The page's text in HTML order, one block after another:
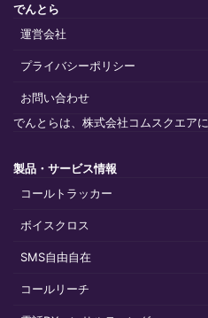
でんとら
運営会社
プライバシーポリシー
お問い合わせ
でんとらは、株式会社コムスクエア
製品・サービス情報
コールトラッカー
ボイスクロス
SMS自由自在
コールリーチ